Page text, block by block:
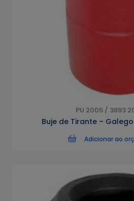
PU 2005 / 3893
Buje de Tirante –
Adicionar ao